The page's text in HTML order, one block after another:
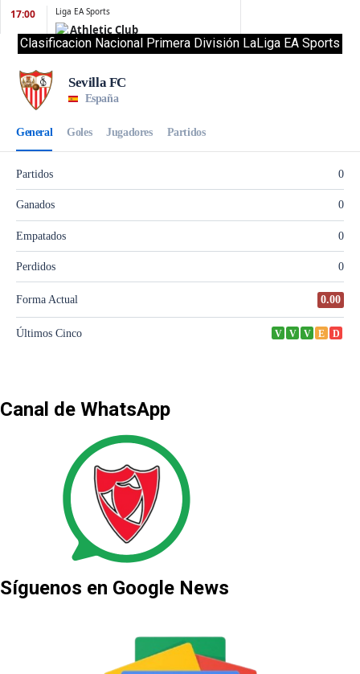
Clasificacion Nacional Primera División LaLiga EA Sports
Canal de WhatsApp
Síguenos en Google News